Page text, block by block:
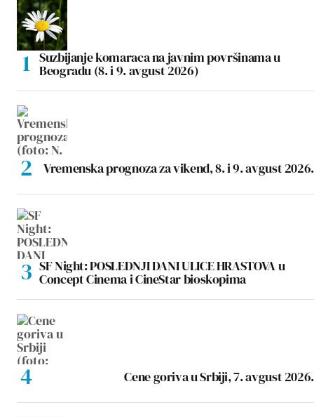
Suzbijanje komaraca na javnim površinama u
Beogradu (8. i 9. avgust 2026)
Vremenska prognoza za vikend, 8. i 9. avgust 2026.
SF Night: POSLEDNJI DANI ULICE HRASTOVA u
Concept Cinema i CineStar bioskopima
Cene goriva u Srbiji, 7. avgust 2026.